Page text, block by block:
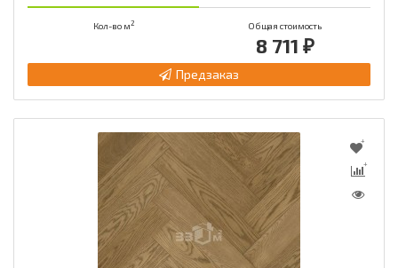
Кол-во м2 Общая стоимость
8 711 ₽
Предзаказ